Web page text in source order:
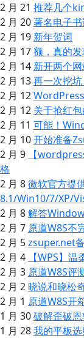
2 月 21 推荐几个
2 月 20著名电子
2 月 19 新年贺词
2 月 17额，真的
2 月 14 新开两个
2 月 13再一次挖
2 月 12
2 月 12 关于抢红
2 月 11 可能！
2 月 10开始准备
2 月 9
【
格
2 月 8微软官方提
8.1/Win10/7/XP/
2 月 8解答
2 月 7 原道W8S不
2 月 5zsuper.net
2 月 4
【WPS】
2 月 3 原道W8S评
2 月 2 晓说和晓松
2 月 1 原道W8S开
1 月 30破解歪破
1 月 28我的平板